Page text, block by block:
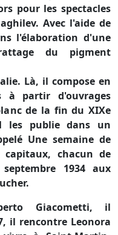
pour les spectacles
Avec l'aide de
l'élaboration d'une
du pigment
Là, il compose en
à partir d'ouvrages
de la fin du XIXe
les publie dans un
Une semaine de
chacun de
1934 aux
Giacometti, il
il rencontre Leonora